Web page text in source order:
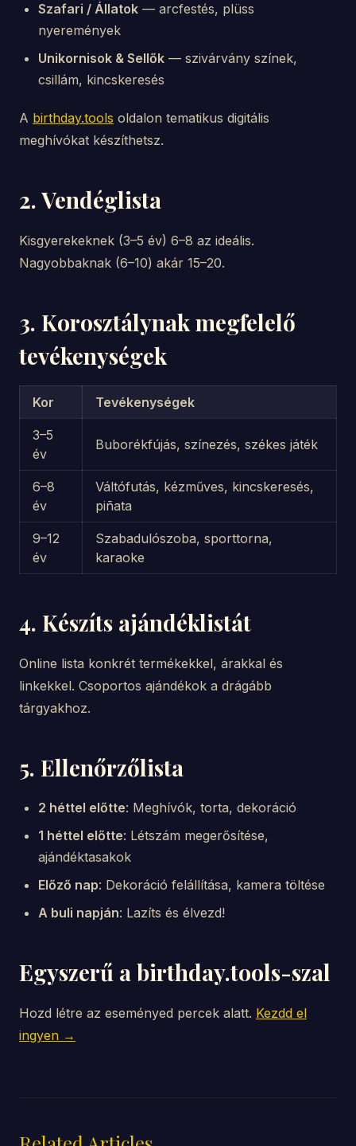
Szafari / Állatok — arcfestés, plüss
nyeremények
Unikornisok & Sellők — szivárvány színek,
csillám, kincskeresés
A birthday.tools oldalon tematikus digitális
meghívókat készíthetsz.
2. Vendéglista
Kisgyerekeknek (3–5 év) 6–8 az ideális.
Nagyobbaknak (6–10) akár 15–20.
3. Korosztálynak megfelelő
tevékenységek
Kor Tevékenységek
3–5
év
Buborékfújás, színezés, székes játék
6–8
év
Váltófutás, kézműves, kincskeresés,
piñata
9–12
év
Szabadulószoba, sporttorna,
karaoke
4. Készíts ajándéklistát
Online lista konkrét termékekkel, árakkal és
linkekkel. Csoportos ajándékok a drágább
tárgyakhoz.
5. Ellenőrzőlista
2 héttel előtte: Meghívók, torta, dekoráció
1 héttel előtte: Létszám megerősítése,
ajándéktasakok
Előző nap: Dekoráció felállítása, kamera töltése
A buli napján: Lazíts és élvezd!
Egyszerű a birthday.tools-szal
Hozd létre az eseményed percek alatt. Kezdd el
ingyen →